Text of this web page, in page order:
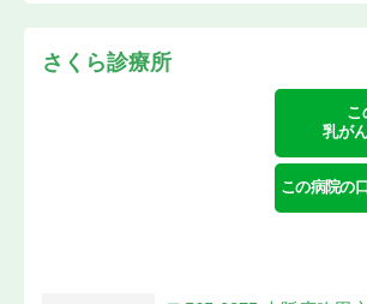
さくら診療所
こ
乳が
この病院の